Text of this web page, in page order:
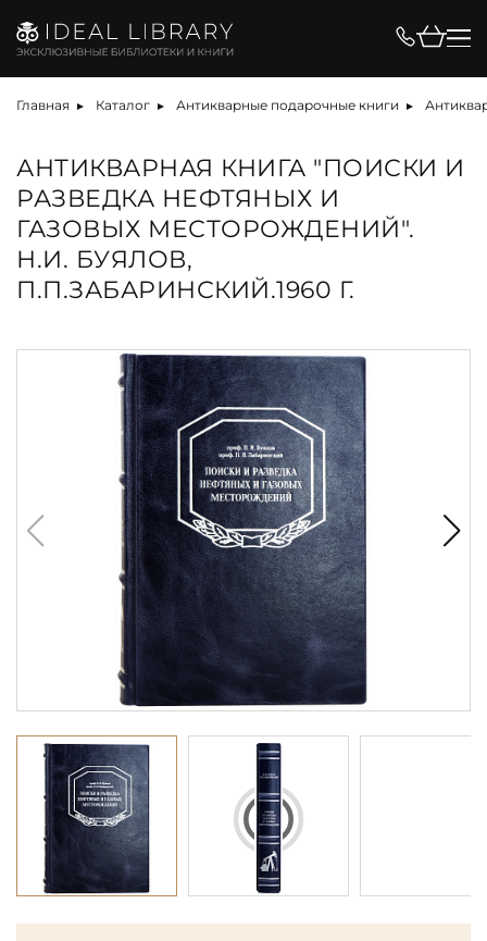
Главная Каталог Антикварные подарочные книги
АНТИКВАРНАЯ КНИГА "ПОИСКИ И
РАЗВЕДКА НЕФТЯНЫХ И
ГАЗОВЫХ МЕСТОРОЖДЕНИЙ".
Н.И. БУЯЛОВ,
П.П.ЗАБАРИНСКИЙ.1960 Г.